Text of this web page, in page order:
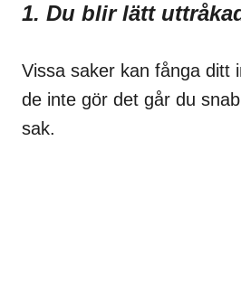
1. Du blir lätt
Vissa saker kan fånga ditt
de inte gör det går du
sak.